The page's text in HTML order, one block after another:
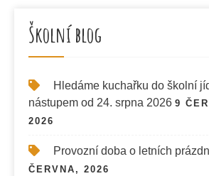
Školní blog
Hledáme kuchařku do školní
nástupem od 24. srpna 2026 9
2026
Provozní doba o letních
ČERVNA, 2026